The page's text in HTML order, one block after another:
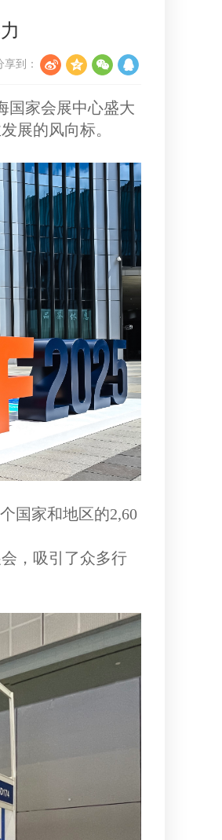
享到：
国家会展中心盛大
展的风向标。
国家和地区的2,60
，吸引了众多行